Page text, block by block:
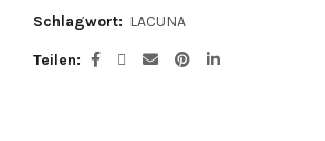
Schlagwort: LACUNA
Teilen